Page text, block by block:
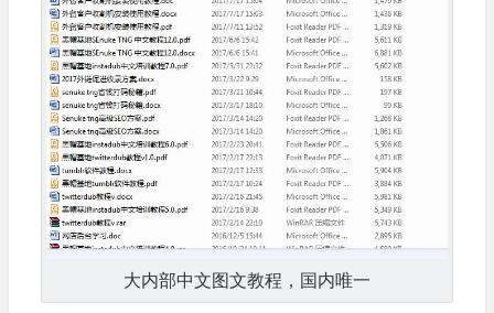
大内部中文图文教程，国内唯一